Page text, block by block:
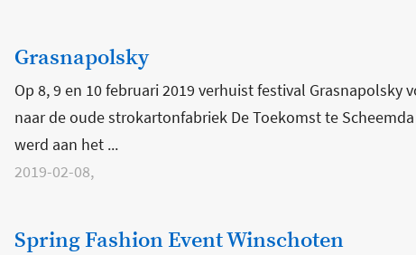
Grasnapolsky
Op 8, 9 en 10 februari 2019 verhuist festival
naar de oude strokartonfabriek De Toekomst te
werd aan het ...
2019-02-08,
Spring Fashion Event Winschoten